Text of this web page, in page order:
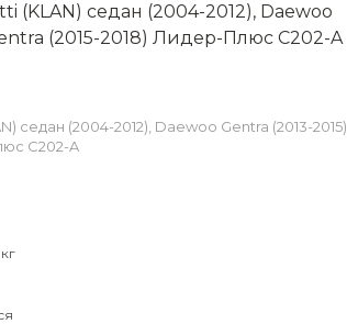
(KLAN) седан (2004-2012), Daewoo
(2015-2018) Лидер-Плюс C202-A
(2004-2012), Daewoo Gentra (2013-2015),
C202-A